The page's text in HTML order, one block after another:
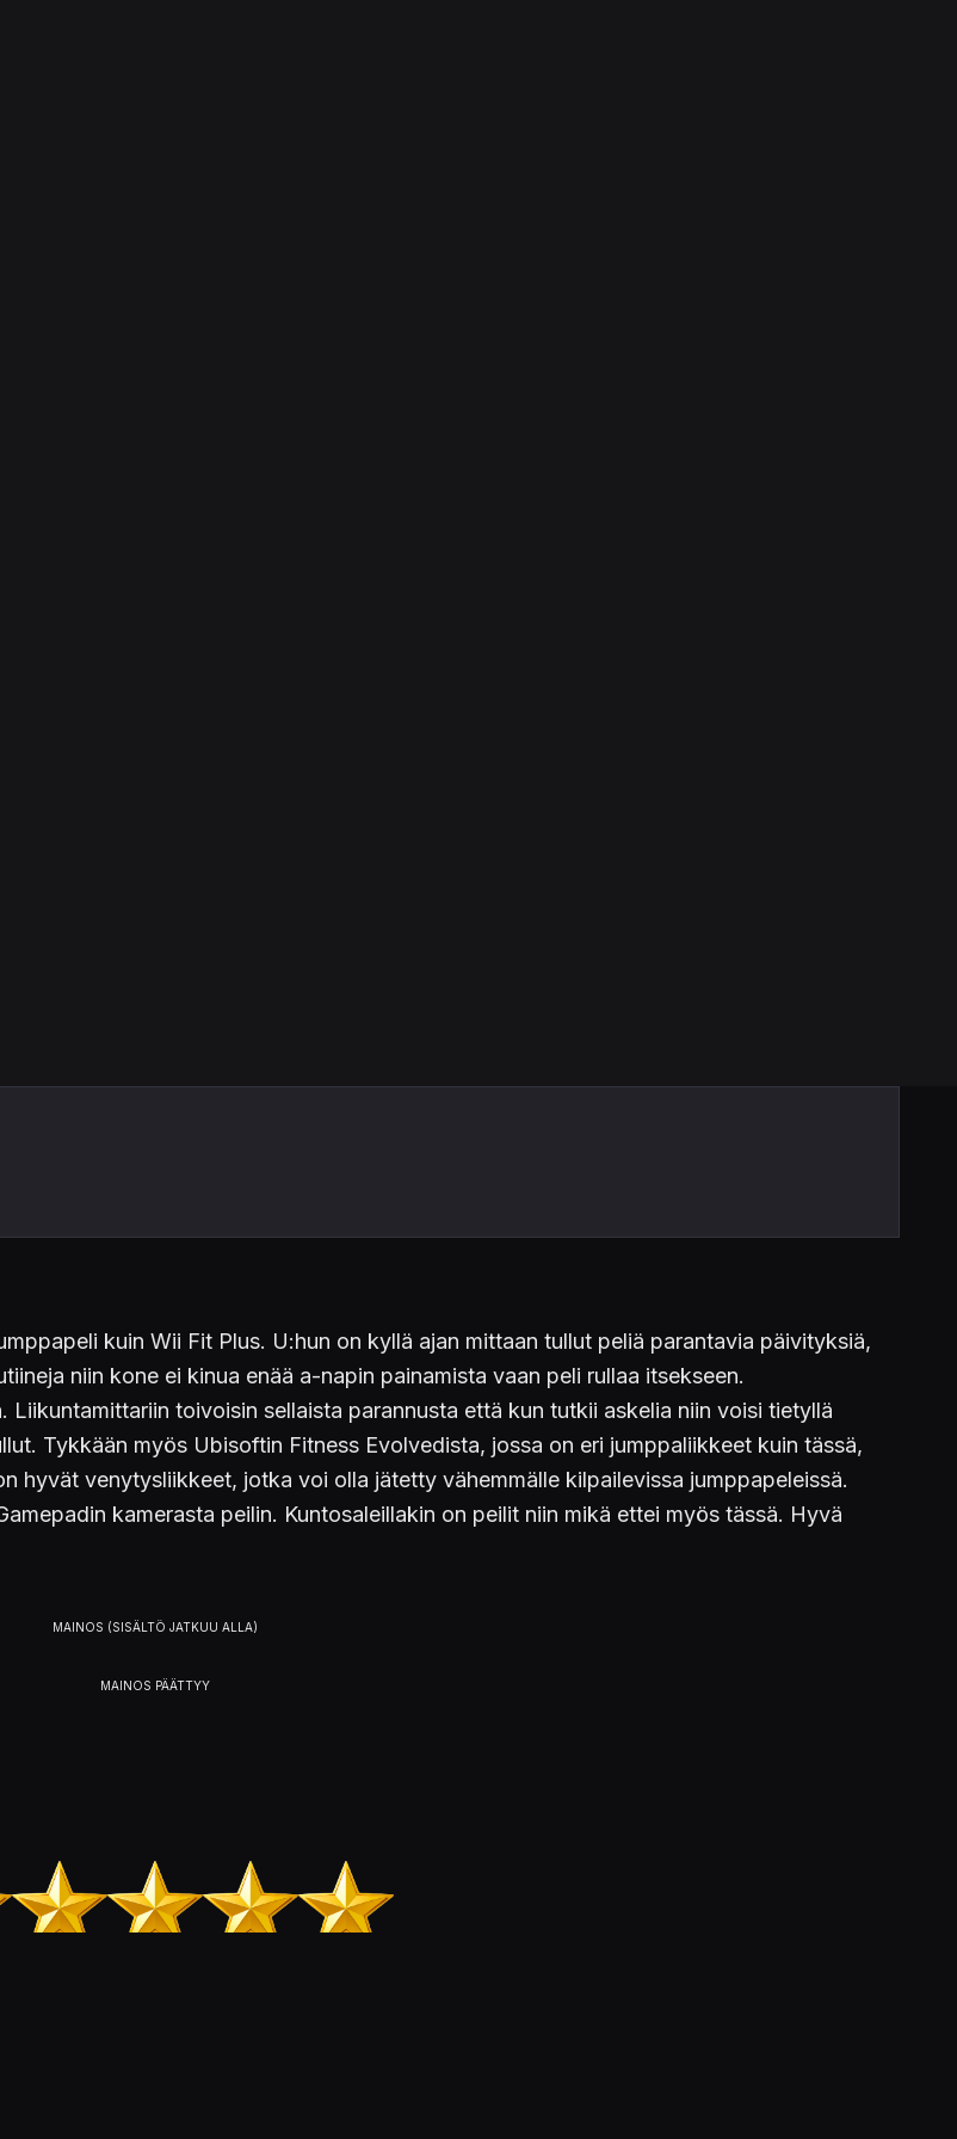
kuin Wii Fit Plus. U:hun on kyllä ajan mittaan tullut peliä parantavia päivityksiä,
niin kone ei kinua enää a-napin painamista vaan peli rullaa itsekseen.
toivoisin sellaista parannusta että kun tutkii askelia niin voisi tietyllä
Tykkään myös Ubisoftin Fitness Evolvedista, jossa on eri jumppaliikkeet kuin tässä,
hyvät venytysliikkeet, jotka voi olla jätetty vähemmälle kilpailevissa jumppapeleissä.
kamerasta peilin. Kuntosaleillakin on peilit niin mikä ettei myös tässä. Hyvä